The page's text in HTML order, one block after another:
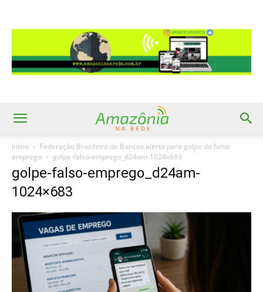
Início
Federação Brasileira de Bancos alerta para golpe do falso
emprego
golpe-falso-emprego_d24am-1024x683
golpe-falso-emprego_d24am-
1024×683